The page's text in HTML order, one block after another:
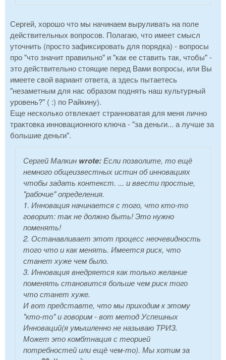
Сергей, хорошо что мы начинаем выруливать на поле
действительных вопросов. Полагаю, что имеет смысл
уточнить (просто зафиксировать для порядка) - вопросы
про "что значит правильно" и "как ее ставить так, чтобы" -
это действительно стоящие перед Вами вопросы, или Вы
имеете свой вариант ответа, а здесь пытаетесь
"незаметным для нас образом поднять наш культурный
уровень?" ( :) по Райкину).
Еще несколько отвлекает странноватая для меня лично
трактовка инновационного ключа - "за деньги... а лучше за
большие деньги".
Сергей Малкин wrote:Если позволите, то ещё
немного общеизвестных истин об инновациях
чтобы задать контекст. ... и ввести простые,
"рабочие" определения.
1. Инновация начинается с того, что кто-то
говорит: так не должно быть! Это нужно
поменять!
2. Останавливает этот процесс неочевидность
того что и как менять. Имеется риск, что
станет хуже чем было.
3. Инновация внедряется как только желание
поменять становится больше чем риск того
что станет хуже.
И вот представте, что мы приходим к этому
"кто-то" и говорим - вот метод Успешных
Инноваций(я умышленно не называю ТРИЗ.
Может это комбтнация с теорией
потребностей или ещё чем-то). Мы хотим за